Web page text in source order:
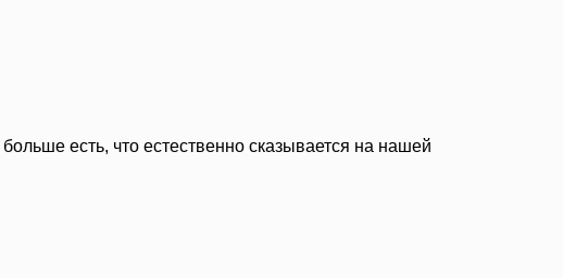
есть, что естественно сказывается на нашей